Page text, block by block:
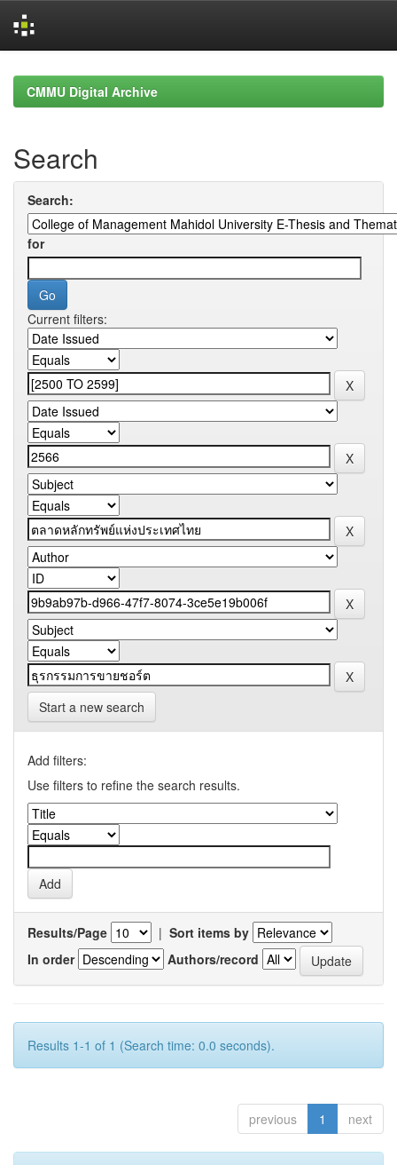
navigationCMMU Digital Archive
Search
Search:
for
Current filters:
Start a new search
Add filters:
Use filters to refine the search results.
Results/Page | Sort items by
In order
Authors/record
Results 1-1 of 1 (Search time: 0.0 seconds).
previous 1 next